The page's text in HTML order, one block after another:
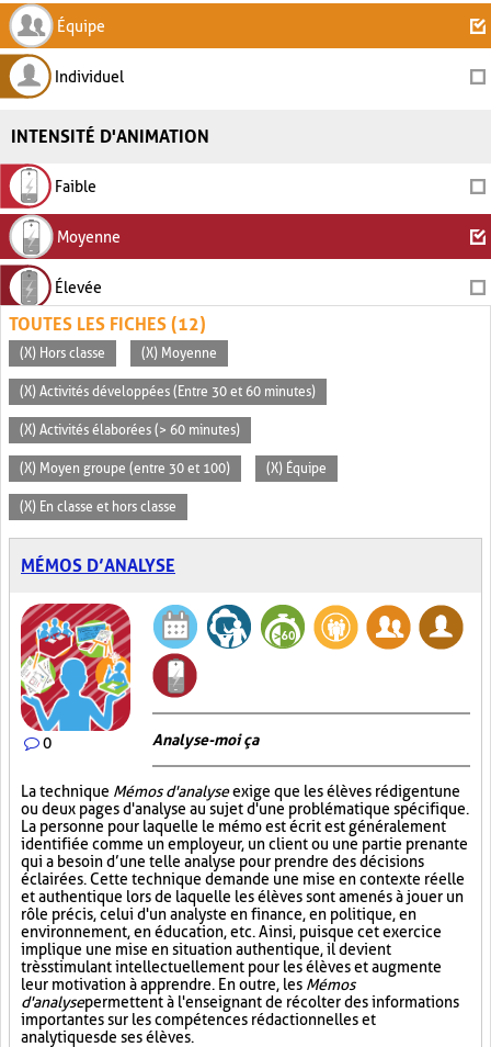
Équipe
Individuel
INTENSITÉ D'ANIMATION
Faible
Moyenne
Élevée
TOUTES LES FICHES (12)
(X) Hors classe (X) Moyenne
(X) Activités développées (Entre 30 et 60 minutes)
(X) Activités élaborées (> 60 minutes)
(X) Moyen groupe (entre 30 et 100) (X) Équipe
(X) En classe et hors classe
MÉMOS D’ANALYSE
0 Analyse-moi ça
La technique Mémos d'analyseexige que les élèves rédigent une
ou deux pages d'analyse au sujet d'une problématique spécifique.
La personne pour laquelle le mémo est écrit est généralement
identifiée comme un employeur, un client ou une partie prenante
qui a besoin d’une telle analyse pour prendre des décisions
éclairées. Cette technique demande une mise en contexte réelle
et authentique lors de laquelle les élèves sont amenés à jouer un
rôle précis, celui d'un analyste en finance, en politique, en
environnement, en éducation, etc. Ainsi, puisque cet exercice
implique une mise en situation authentique, il devient
très stimulant intellectuellement pour les élèves et augmente
leur motivation à apprendre. En outre, les Mémos
d'analysepermettent à l'enseignant de récolter des informations
importantes sur les compétences rédactionnelles et
analytiques de ses élèves.